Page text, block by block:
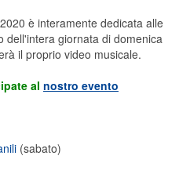
è interamente dedicata alle
dell'intera giornata di domenica
il proprio video musicale.
al nostro evento
(sabato)